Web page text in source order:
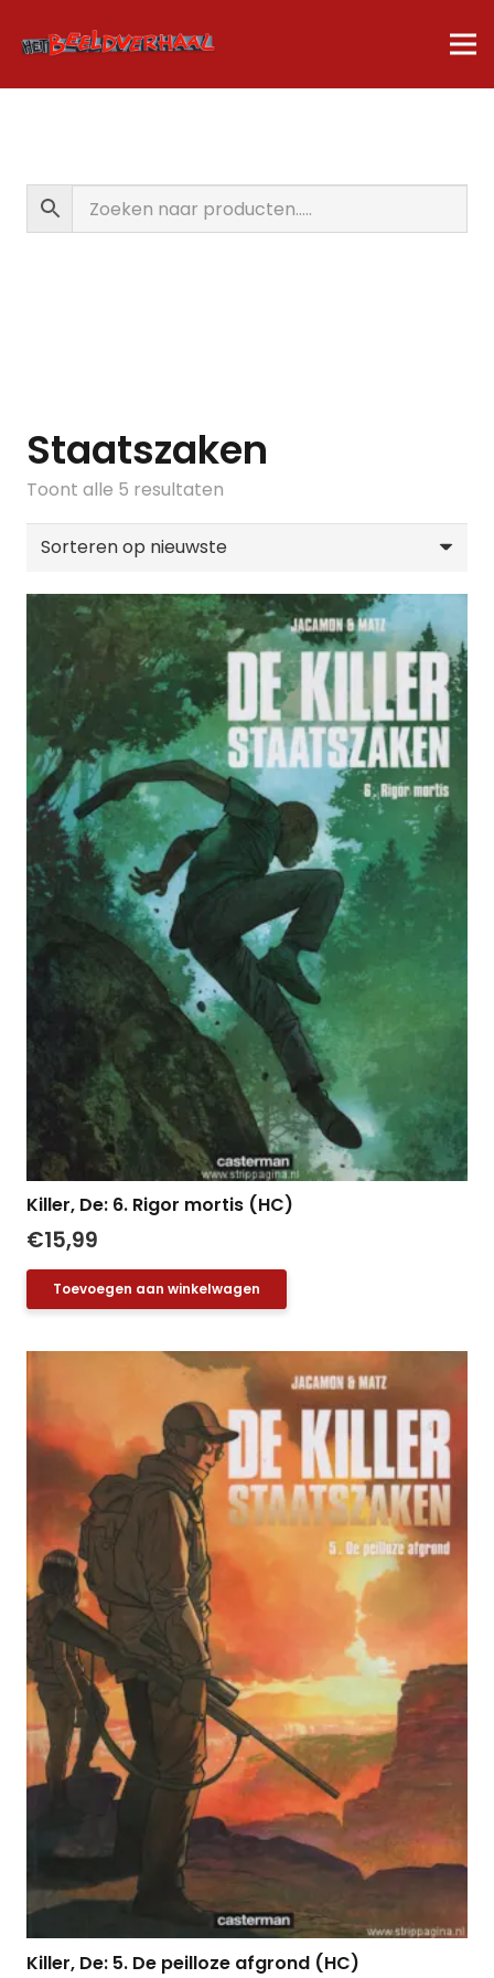
Staatszaken
Toont alle 5 resultaten
op
nieuwste
Killer, De: 6. Rigor mortis (HC)
€15,99
Toevoegen aan winkelwagen
Killer, De: 5. De peilloze afgrond (HC)